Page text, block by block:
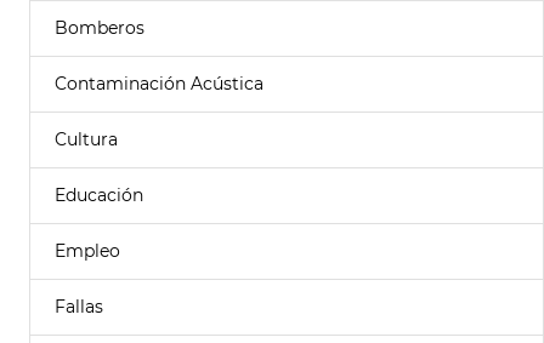
Bomberos
Contaminación Acústica
Cultura
Educación
Empleo
Fallas